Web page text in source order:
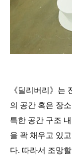
《딜리버리》는
의 공간 혹은 장
특한 공간 구조
을 꽉 채우고 있
다. 따라서 조망